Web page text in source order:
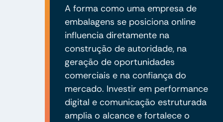
A forma como uma empresa de
embalagens se posiciona online
influencia diretamente na
construção de autoridade, na
geração de oportunidades
comerciais e na confiança do
mercado. Investir em performance
digital e comunicação estruturada
amplia o alcance e fortalece o